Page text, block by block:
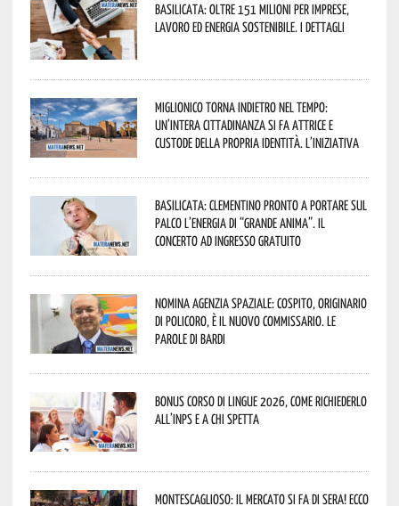
Basilicata: oltre 151 milioni per imprese,
lavoro ed energia sostenibile. I dettagli
Miglionico torna indietro nel tempo:
un’intera cittadinanza si fa attrice e
custode della propria identità. L’iniziativa
Basilicata: Clementino pronto a portare sul
palco l’energia di “Grande Anima”. Il
concerto ad ingresso gratuito
Nomina Agenzia Spaziale: Cospito, originario
di Policoro, è il nuovo commissario. Le
parole di Bardi
Bonus corso di lingue 2026, come richiederlo
all’INPS e a chi spetta
Montescaglioso: il mercato si fa di sera! Ecco